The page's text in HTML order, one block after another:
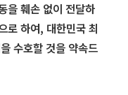
을 훼손 없이 전달하
로 하여, 대한민국 최
수호할 것을 약속드